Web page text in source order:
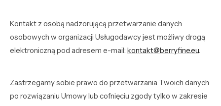
Kontakt z osobą nadzorującą przetwarzanie danych
osobowych w organizacji Usługodawcy jest możliwy drogą
elektroniczną pod adresem e-mail: kontakt@berryfine.eu.
Zastrzegamy sobie prawo do przetwarzania Twoich danych
po rozwiązaniu Umowy lub cofnięciu zgody tylko w zakresie